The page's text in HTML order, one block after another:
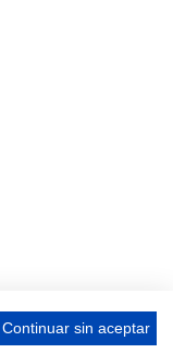
Continuar sin aceptar